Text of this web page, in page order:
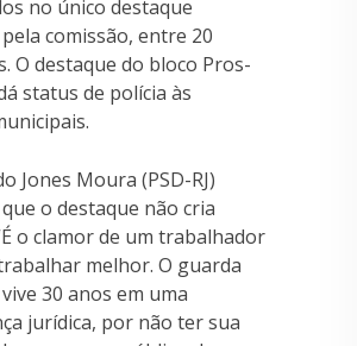
no único destaque
comissão, entre 20
O destaque do bloco Pros-
status de polícia às
Jones Moura (PSD-RJ)
o destaque não cria
o clamor de um trabalhador
melhor. O guarda
30 anos em uma
jurídica, por não ter sua